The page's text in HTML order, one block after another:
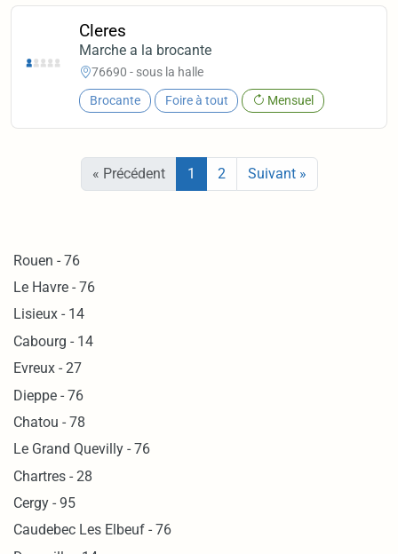
Cleres
Marche a la brocante
76690 - sous la halle
Brocante Foire à tout Mensuel
« Précédent 1 2 Suivant »
Rouen - 76
Le Havre - 76
Lisieux - 14
Cabourg - 14
Evreux - 27
Dieppe - 76
Chatou - 78
Le Grand Quevilly - 76
Chartres - 28
Cergy - 95
Caudebec Les Elbeuf - 76